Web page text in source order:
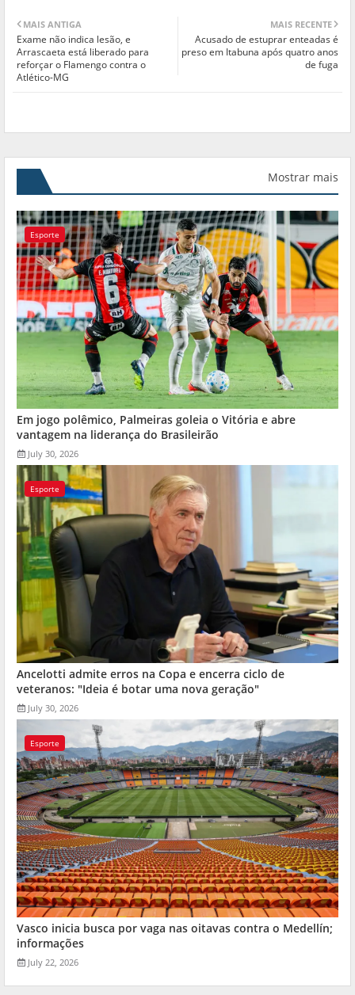
MAIS RECENTE
Acusado de estuprar enteadas é
preso em Itabuna após quatro anos
de fuga
MAIS ANTIGA
Exame não indica lesão, e
Arrascaeta está liberado para
reforçar o Flamengo contra o
Atlético-MG
Mostrar mais
Esporte
Em jogo polêmico, Palmeiras goleia o Vitória e abre
vantagem na liderança do Brasileirão
July 30, 2026
Esporte
Ancelotti admite erros na Copa e encerra ciclo de
veteranos: "Ideia é botar uma nova geração"
July 30, 2026
Esporte
Vasco inicia busca por vaga nas oitavas contra o Medellín;
informações
July 22, 2026